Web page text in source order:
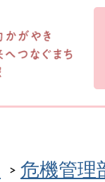
危機管理